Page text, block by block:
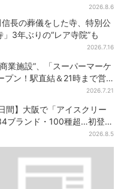
巨大スポーツ店、461ブラン
集結！ 6フロアをまとめて
介
2026.8.6
信長の葬儀をした寺、特別公
3年ぶりの“レア寺院”も
2026.7.16
業施設”、「スーパーマーケ
プン！駅直結＆21時まで営
2026.7.21
間】大阪で「アイスクリー
ブランド・100種超…初登場
2026.8.5